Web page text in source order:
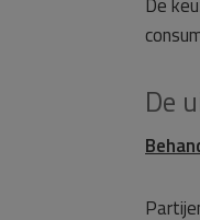
De